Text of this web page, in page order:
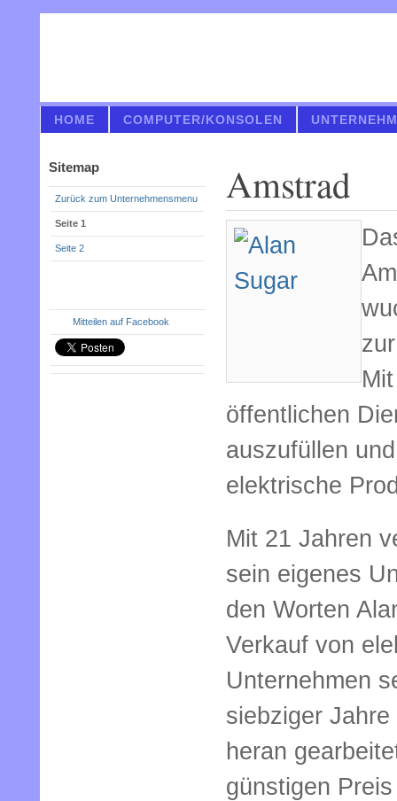
HOME COMPUTER/KONSOLEN
Sitemap
Zurück zum Unternehmensmenu
Seite 1
Seite 2
Mitteilen auf Facebook
Amstrad
öffentlichen
auszufüllen
elektrische
Mit 21 Jahren
sein eigenes
den Worten
Verkauf von
Unternehmen
siebziger
heran
günstigen